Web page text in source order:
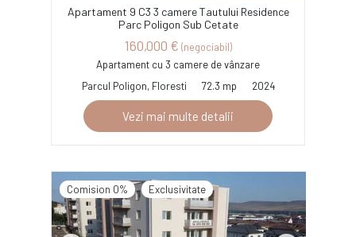
Apartament 9 C3 3 camere Tautului Residence
Parc Poligon Sub Cetate
160,000 € (negociabil)
Apartament cu 3 camere de vânzare
Parcul Poligon, Floresti
72.3 mp 2024
Vezi mai multe detalii
Comision 0% Exclusivitate